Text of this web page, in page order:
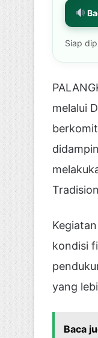
Siap
melalui
kondisi
yang
Baca